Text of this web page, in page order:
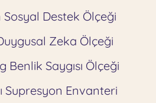
Sosyal Destek Ölçeği
Zeka Ölçeği
Benlik Saygısı Ölçeği
Supresyon Envanteri